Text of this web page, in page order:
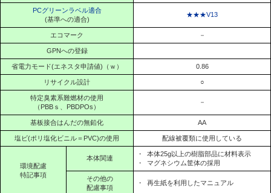
PCグリーンラベル適合
(基準への適合)
★★★V13
エコマーク －
GPNへの登録
省電力モード(エネスタ申請値)（ｗ） 0.86
リサイクル設計 ○
特定臭素系難燃材の使用
（PBBｓ、PBDPOs）
－
基板接合はんだの無鉛化 AA
塩ビ(ポリ塩化ビニル＝PVC)の使用 配線被覆類に使用している
環境配慮
特記事項
本体関連
・
本体25g以上の樹脂部品に材料表示
・
マグネシウム筐体の採用
その他の
配慮事項
・ 再生紙を利用したマニュアル